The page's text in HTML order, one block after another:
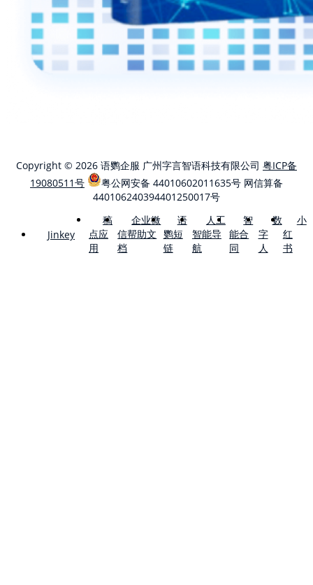
Copyright © 2026 语鹦企服 广州字言智语科技有限公司 粤ICP备
19080511号
粤公网安备 44010602011635号 网信算备
440106240394401250017号
Jinkey
稿
点应
用
企业微
信帮助文
档
语
鹦短
链
人工
智能导
航
智
能合
同
数
字
人
小
红
书